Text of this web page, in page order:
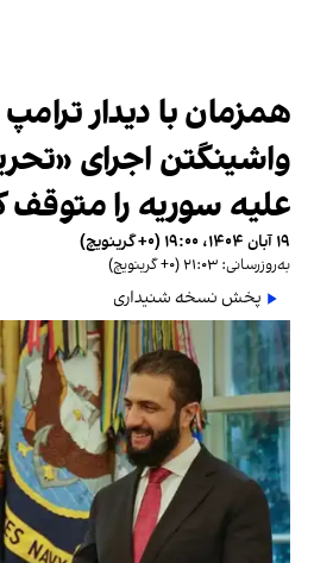
همزمان با دیدار
واشینگتن اجرای
علیه سوریه را متوقف
۱۹ آبان ۱۴۰۴، ۱۹:۰۰ (‎+۰ گرینویچ)
به‌روزرسانی: ۲۱:۰۳ (‎+۰ گرینویچ)
پخش نسخه شنیداری